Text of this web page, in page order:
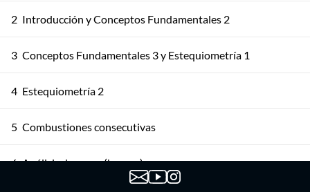
2 Introducción y Conceptos Fundamentales 2
3 Conceptos Fundamentales 3 y Estequiometría 1
4 Estequiometría 2
5 Combustiones consecutivas
6 Análisis de gases (humos)